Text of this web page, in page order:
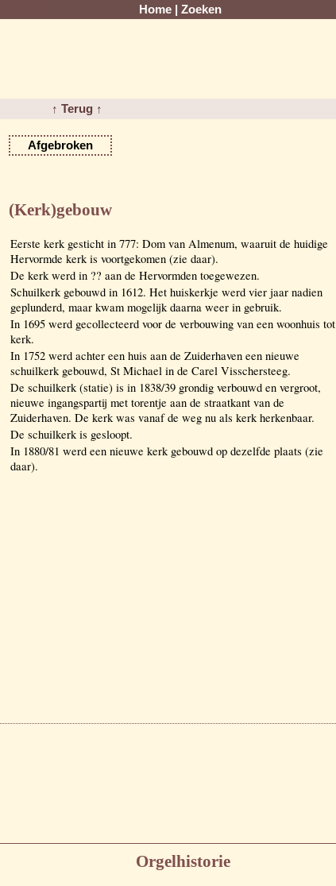
Home Zoeken
↑ Terug ↑
Afgebroken
(Kerk)gebouw
Eerste kerk gesticht in 777: Dom van Almenum, waaruit de huidige
Hervormde kerk is voortgekomen (zie daar).
De kerk werd in ?? aan de Hervormden toegewezen.
Schuilkerk gebouwd in 1612. Het huiskerkje werd vier jaar nadien
geplunderd, maar kwam mogelijk daarna weer in gebruik.
In 1695 werd gecollecteerd voor de verbouwing van een woonhuis tot
kerk.
In 1752 werd achter een huis aan de Zuiderhaven een nieuwe
schuilkerk gebouwd, St Michael in de Carel Visschersteeg.
De schuilkerk (statie) is in 1838/39 grondig verbouwd en vergroot,
nieuwe ingangspartij met torentje aan de straatkant van de
Zuiderhaven. De kerk was vanaf de weg nu als kerk herkenbaar.
De schuilkerk is gesloopt.
In 1880/81 werd een nieuwe kerk gebouwd op dezelfde plaats (zie
daar).
Orgelhistorie